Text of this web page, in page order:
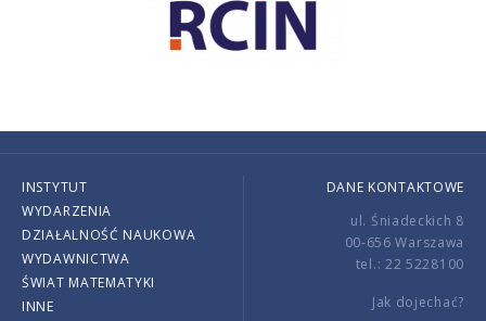
INSTYTUT
WYDARZENIA
DZIAŁALNOŚĆ NAUKOWA
WYDAWNICTWA
ŚWIAT MATEMATYKI
INNE
DANE KONTAKTOWE
ul. Śniadeckich 8
00-656 Warszawa
tel.: 22 5228100
Jak dojechać?